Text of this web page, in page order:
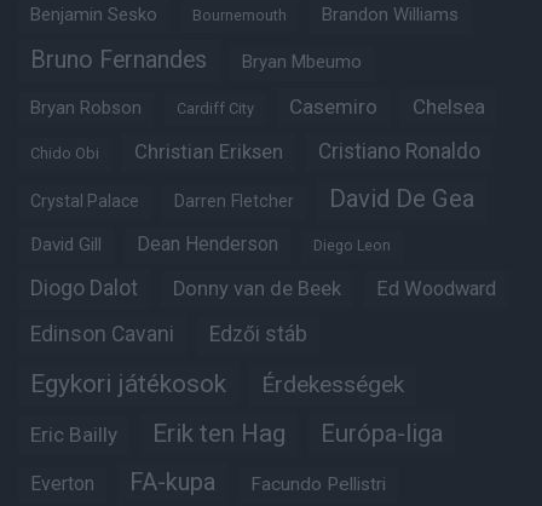
Benjamin Sesko Bournemouth Brandon Williams
Bruno Fernandes Bryan Mbeumo
Bryan Robson Cardiff City Casemiro Chelsea
Chido Obi Christian Eriksen Cristiano Ronaldo
Crystal Palace Darren Fletcher David De Gea
David Gill Dean Henderson Diego Leon
Diogo Dalot Donny van de Beek Ed Woodward
Edinson Cavani Edzői stáb
Egykori játékosok Érdekességek
Eric Bailly Erik ten Hag Európa-liga
Everton FA-kupa Facundo Pellistri